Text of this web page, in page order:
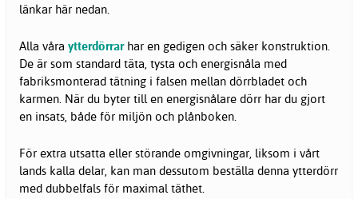
länkar här nedan.
Alla våra ytterdörrarhar en gedigen och säker konstruktion.
De är som standard täta, tysta och energisnåla med
fabriksmonterad tätning i falsen mellan dörrbladet och
karmen. När du byter till en energisnålare dörr har du gjort
en insats, både för miljön och plånboken.
För extra utsatta eller störande omgivningar, liksom i vårt
lands kalla delar, kan man dessutom beställa denna ytterdörr
med dubbelfals för maximal täthet.